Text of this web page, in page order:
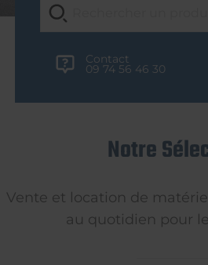
Contact
09 74 56 46 30
Notre
Vente et location de
au quotidien pour